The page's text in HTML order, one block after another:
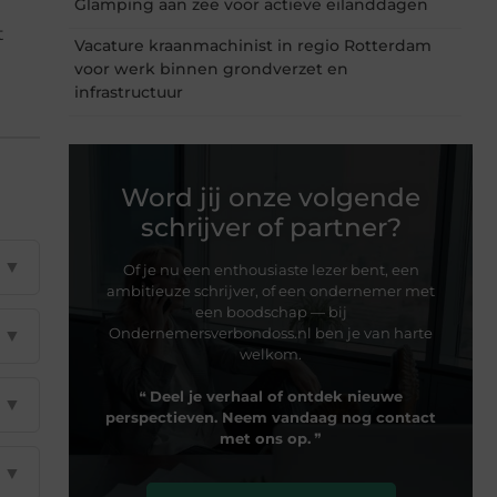
▼
▼
▼
▼
Glamping aan zee voor actieve eilanddagen
Vacature kraanmachinist in regio Rotterdam
voor werk binnen grondverzet en
infrastructuur
Word jij onze volgende
schrijver of partner?
Of je nu een enthousiaste lezer bent, een
ambitieuze schrijver, of een ondernemer met
een boodschap — bij
Ondernemersverbondoss.nl ben je van harte
welkom.
❝ Deel je verhaal of ontdek nieuwe
perspectieven. Neem vandaag nog contact
met ons op. ❞